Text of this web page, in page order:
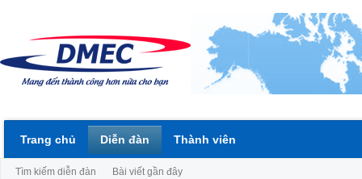
Trang chủ Diễn đàn
Tìm kiếm diễn đàn Bài viết gần đây
Thành viên